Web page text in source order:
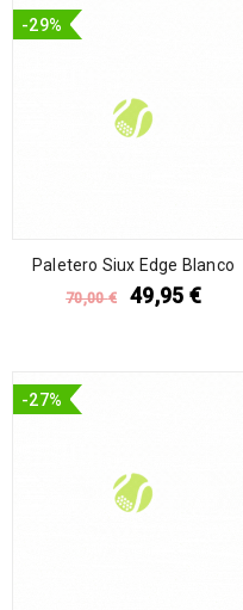
-29%
Paletero Siux Edge Blanco
70,00€ 49,95 €
-27%